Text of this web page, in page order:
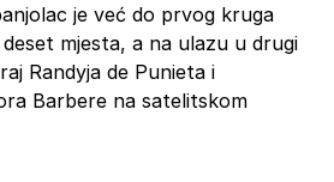
je već do prvog kruga
mjesta, a na ulazu u drugi
Randyja de Punieta i
Barbere na satelitskom